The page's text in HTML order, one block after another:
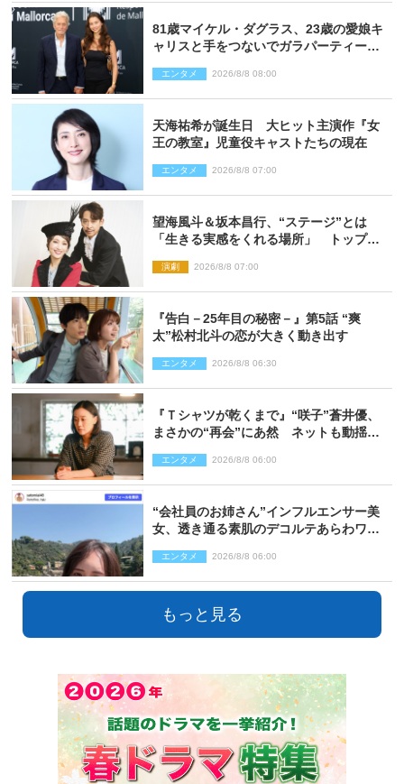
81歳マイケル・ダグラス、23歳の愛娘キ
ャリスと手をつないでガラパーティーに
エンタメ 2026/8/8 08:00
天海祐希が誕生日 大ヒット主演作『女
王の教室』児童役キャストたちの現在
エンタメ 2026/8/8 07:00
望海風斗＆坂本昌行、“ステージ”とは
「生きる実感をくれる場所」 トップを
演劇 2026/8/8 07:00
『告白－25年目の秘密－』第5話 “爽
太”松村北斗の恋が大きく動き出す
エンタメ 2026/8/8 06:30
『Ｔシャツが乾くまで』“咲子”蒼井優、
まさかの“再会”にあ然 ネットも動揺
レあり）
エンタメ 2026/8/8 06:00
“会社員のお姉さん”インフルエンサー美
女、透き通る素肌のデコルテあらわワン
エンタメ 2026/8/8 06:00
もっと見る